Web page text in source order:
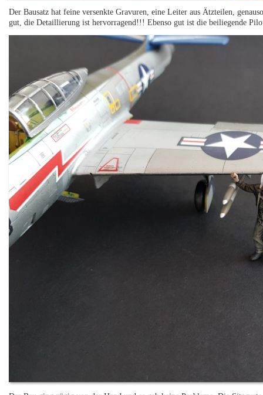
Der Bausatz hat feine versenkte Gravuren, eine Leiter aus Ätzteilen,
gut, die Detaillierung ist hervorragend!!! Ebenso gut ist die beiliegende